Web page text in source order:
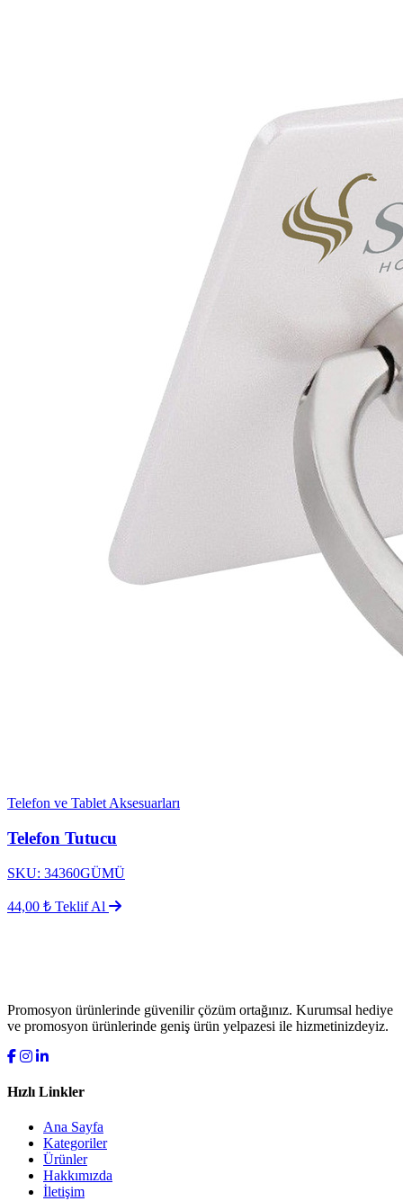
Telefon ve Tablet Aksesuarları
Telefon Tutucu
SKU: 34360GÜMÜ
44,00 ₺ Teklif Al
Promosyon ürünlerinde güvenilir çözüm ortağınız. Kurumsal hediye
ve promosyon ürünlerinde geniş ürün yelpazesi ile hizmetinizdeyiz.
Hızlı Linkler
Ana Sayfa
Kategoriler
Ürünler
Hakkımızda
İletişim